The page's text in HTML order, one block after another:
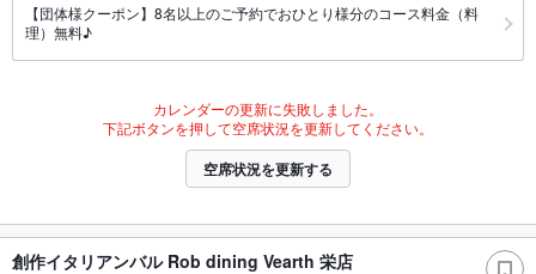
【団体様クーポン】8名以上のご予約でおひとり様分のコース料金（料
理）無料♪
カレンダーの更新に失敗しました。
下記ボタンを押して空席状況を更新してください。
空席状況を更新する
創作イタリアンバル Rob dining Vearth 栄店